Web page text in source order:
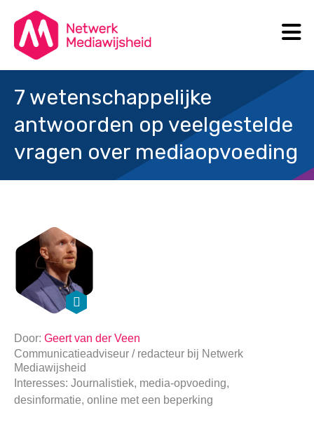
7 wetenschappelijke
antwoorden op veelgestelde
vragen over mediaopvoeding
Door: Geert van der Veen
Communicatieadviseur / redacteur bij Netwerk
Mediawijsheid
Interesses: Journalistiek, media-opvoeding,
desinformatie, online met een beperking